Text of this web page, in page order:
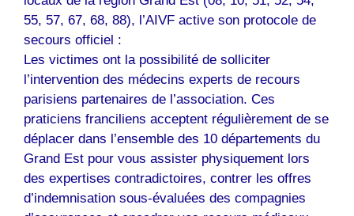
55, 57, 67, 68, 88), l’AIVF active son protocole de
secours officiel :
Les victimes ont la possibilité de solliciter
l’intervention des médecins experts de recours
parisiens partenaires de l’association. Ces
praticiens franciliens acceptent régulièrement de se
déplacer dans l’ensemble des 10 départements du
Grand Est pour vous assister physiquement lors
des expertises contradictoires, contrer les offres
d’indemnisation sous-évaluées des compagnies